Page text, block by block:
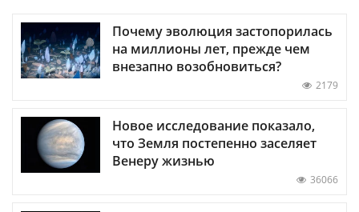
Почему эволюция застопорилась
на миллионы лет, прежде чем
внезапно возобновиться?
2179
Новое исследование показало,
что Земля постепенно заселяет
Венеру жизнью
36066